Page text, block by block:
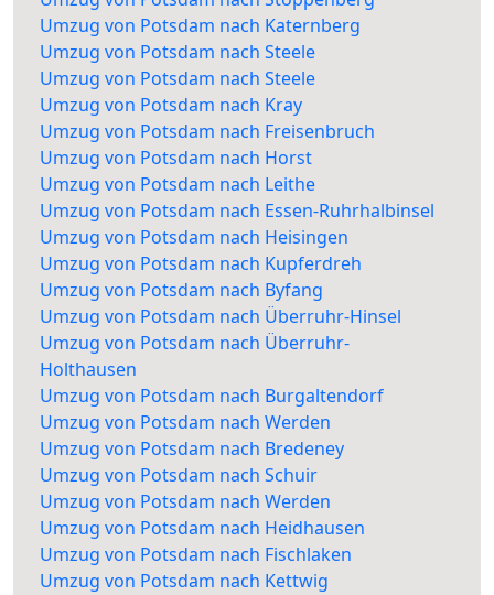
Umzug von Potsdam nach Katernberg
Umzug von Potsdam nach Steele
Umzug von Potsdam nach Steele
Umzug von Potsdam nach Kray
Umzug von Potsdam nach Freisenbruch
Umzug von Potsdam nach Horst
Umzug von Potsdam nach Leithe
Umzug von Potsdam nach Essen-Ruhrhalbinsel
Umzug von Potsdam nach Heisingen
Umzug von Potsdam nach Kupferdreh
Umzug von Potsdam nach Byfang
Umzug von Potsdam nach Überruhr-Hinsel
Umzug von Potsdam nach Überruhr-
Holthausen
Umzug von Potsdam nach Burgaltendorf
Umzug von Potsdam nach Werden
Umzug von Potsdam nach Bredeney
Umzug von Potsdam nach Schuir
Umzug von Potsdam nach Werden
Umzug von Potsdam nach Heidhausen
Umzug von Potsdam nach Fischlaken
Umzug von Potsdam nach Kettwig